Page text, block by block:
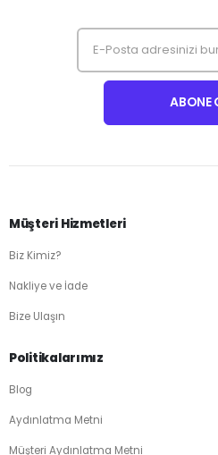
Müşteri Hizmetleri
Biz Kimiz?
Nakliye ve İade
Bize Ulaşın
Politikalarımız
Blog
Aydınlatma Metni
Müşteri Aydınlatma Metni